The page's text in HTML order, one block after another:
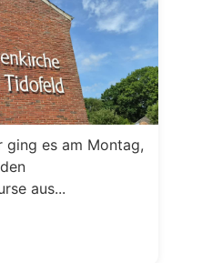
ging es am Montag,
aus...